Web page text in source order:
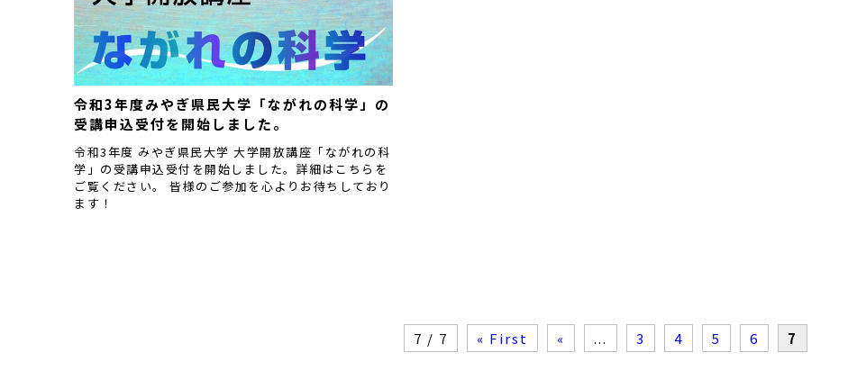
令和3年度みやぎ県民大学「ながれの科学」の
受講申込受付を開始しました。
令和3年度 みやぎ県民大学 大学開放講座「ながれの科
学」の受講申込受付を開始しました。詳細はこちらを
ご覧ください。 皆様のご参加を心よりお待ちしており
ます！
7 / 7 « First « ... 3 4 5 6 7